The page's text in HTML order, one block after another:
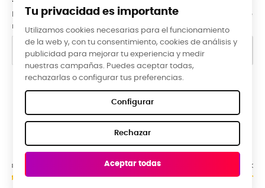
Puede darse de baja en cualquier momento. Para ello, consulte
nuestra información de contacto en el aviso legal.
Google Reviews
★★★★★
Raquel Campos, hace 3 meses
Tu privacidad es importante
Utilizamos cookies necesarias para el funcionamiento
de la web y, con tu consentimiento, cookies de análisis y
publicidad para mejorar tu experiencia y medir
nuestras campañas. Puedes aceptar todas,
rechazarlas o configurar tus preferencias.
Configurar
Rechazar
Aceptar todas